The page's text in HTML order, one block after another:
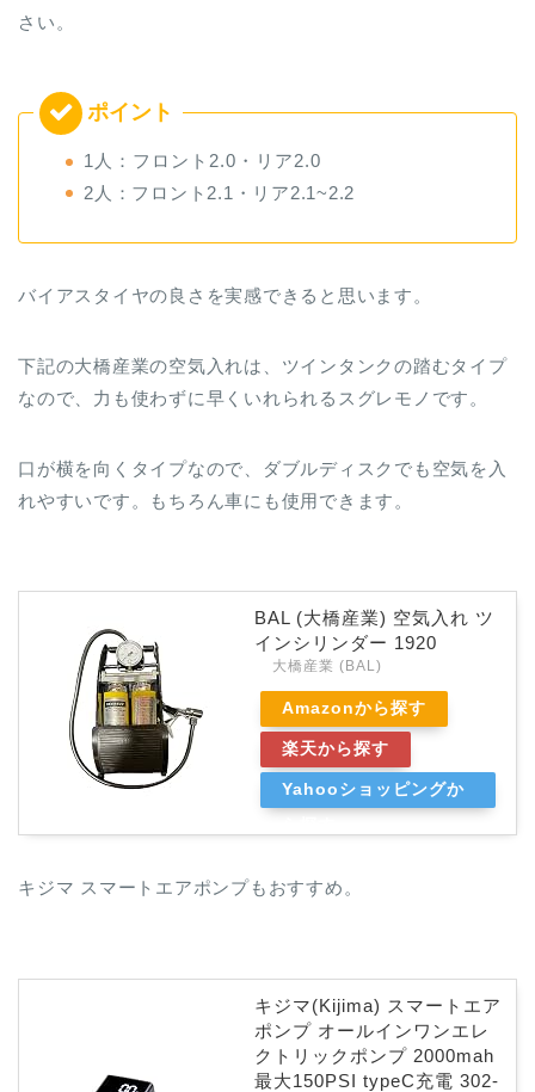
さい。
1人：フロント2.0・リア2.0
2人：フロント2.1・リア2.1~2.2
バイアスタイヤの良さを実感できると思います。
下記の大橋産業の空気入れは、ツインタンクの踏むタイプ
なので、力も使わずに早くいれられるスグレモノです。
口が横を向くタイプなので、ダブルディスクでも空気を入
れやすいです。もちろん車にも使用できます。
BAL (大橋産業) 空気入れ ツ
インシリンダー 1920
大橋産業 (BAL)
Amazonから探す
楽天から探す
Yahooショッピングか
キジマ スマートエアポンプもおすすめ。
キジマ(Kijima) スマートエア
ポンプ オールインワンエレ
クトリックポンプ 2000mah
最大150PSI typeC充電 302-